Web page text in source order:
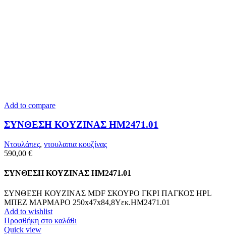
Add to compare
ΣΥΝΘΕΣΗ ΚΟΥΖΙΝΑΣ HM2471.01
Ντουλάπες, ντουλαπια κουζίνας
590,00 €
ΣΥΝΘΕΣΗ ΚΟΥΖΙΝΑΣ HM2471.01
ΣΥΝΘΕΣΗ ΚΟΥΖΙΝΑΣ MDF ΣΚΟΥΡΟ ΓΚΡΙ ΠΑΓΚΟΣ HPL
ΜΠΕΖ ΜΑΡΜΑΡΟ 250x47x84,8Υεκ.HM2471.01
Add to wishlist
Προσθήκη στο καλάθι
Quick view